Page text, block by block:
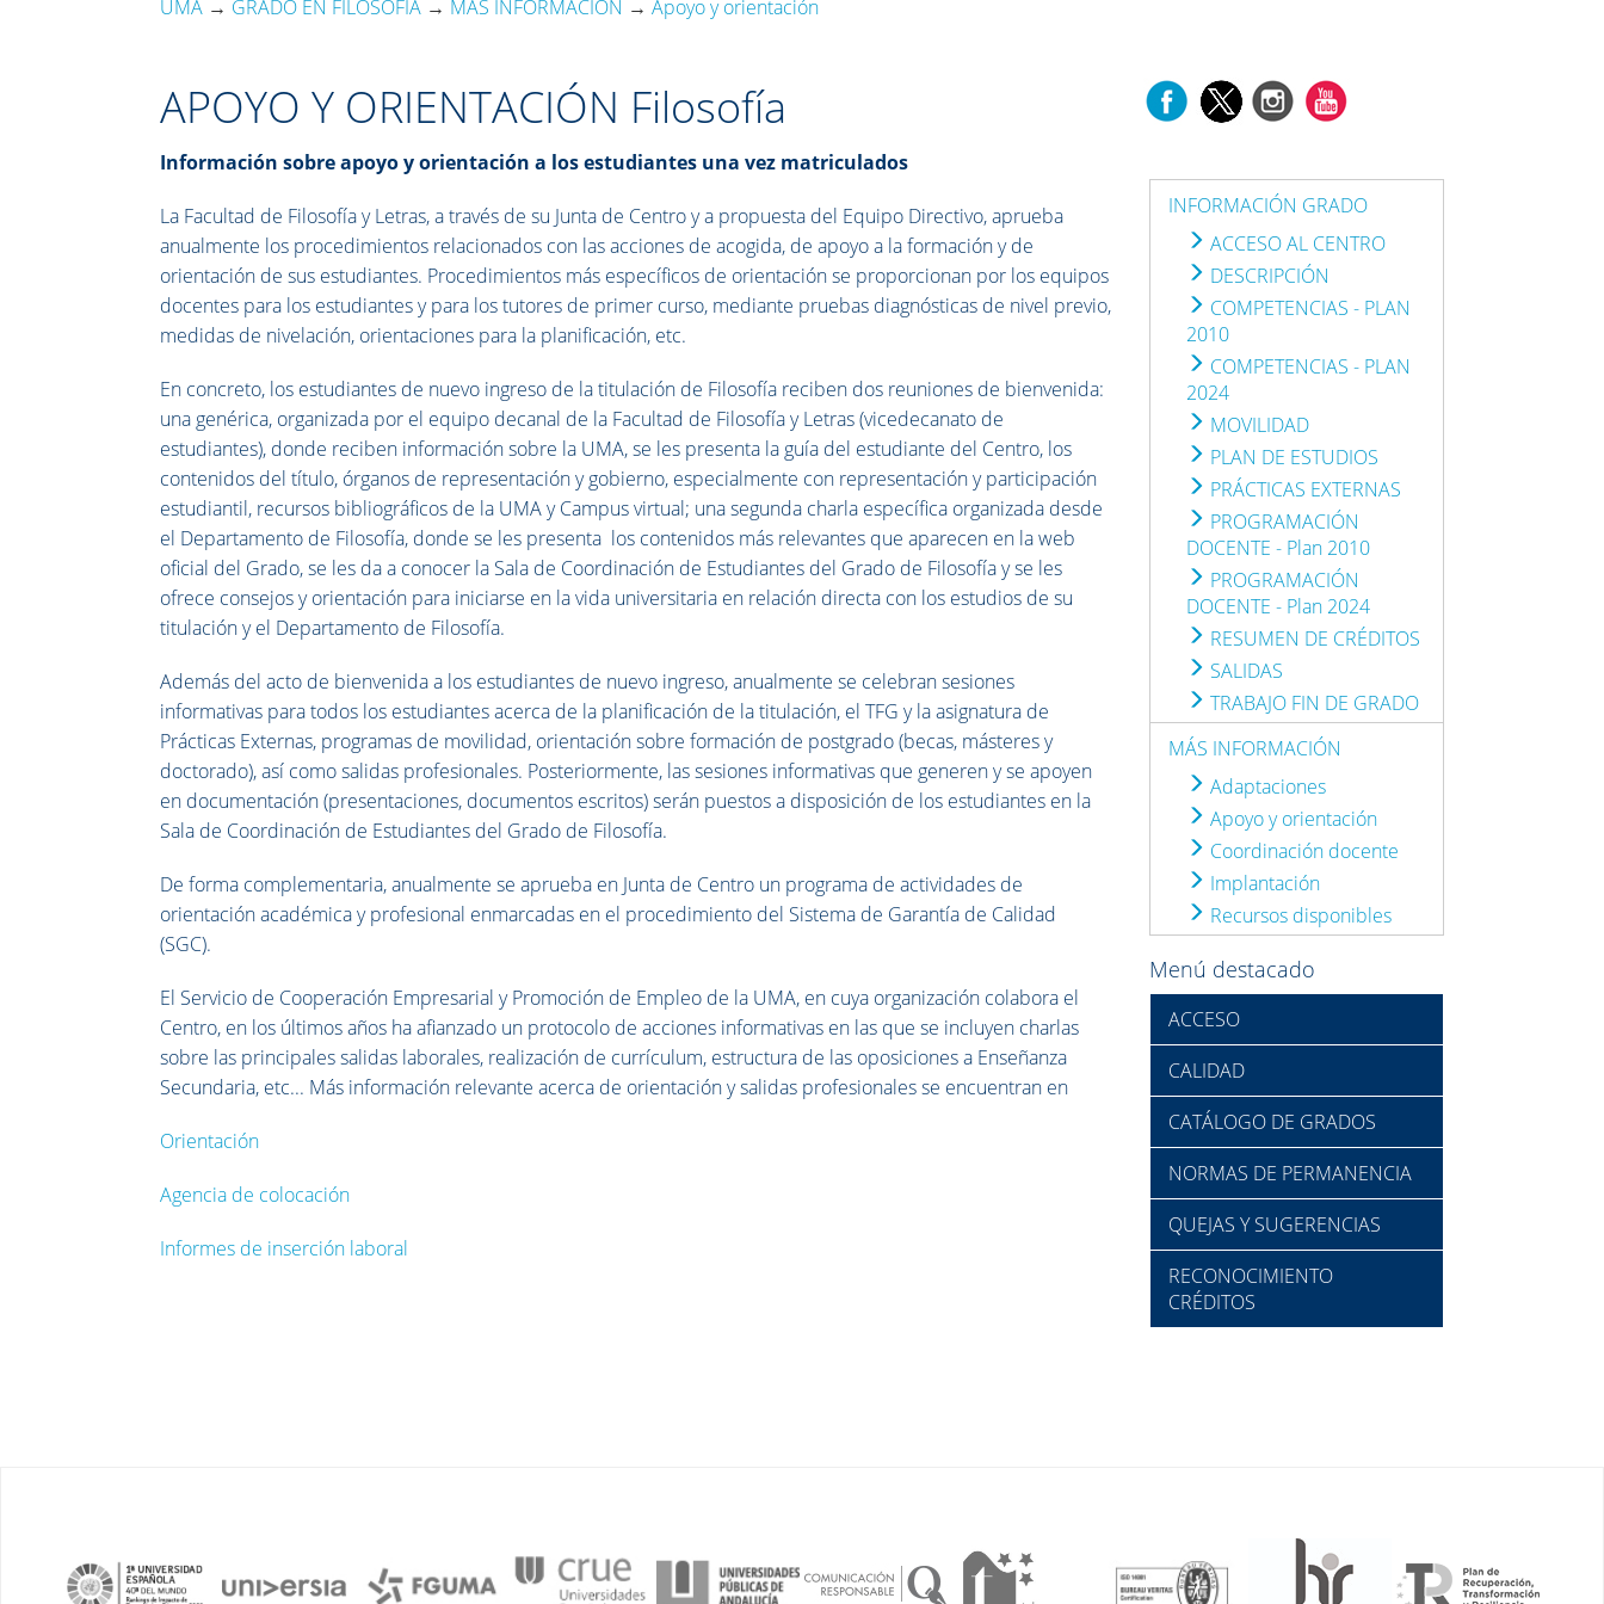
UMA → GRADO EN FILOSOFÍA → MÁS INFORMACIÓN → Apoyo y orientación
APOYO Y ORIENTACIÓN Filosofía
Información sobre apoyo y orientación a los estudiantes una vez matriculados
La Facultad de Filosofía y Letras, a través de su Junta de Centro y a propuesta del Equipo Directivo, aprueba
anualmente los procedimientos relacionados con las acciones de acogida, de apoyo a la formación y de
orientación de sus estudiantes. Procedimientos más específicos de orientación se proporcionan por los equipos
docentes para los estudiantes y para los tutores de primer curso, mediante pruebas diagnósticas de nivel previo,
medidas de nivelación, orientaciones para la planificación, etc.
En concreto, los estudiantes de nuevo ingreso de la titulación de Filosofía reciben dos reuniones de bienvenida:
una genérica, organizada por el equipo decanal de la Facultad de Filosofía y Letras (vicedecanato de
estudiantes), donde reciben información sobre la UMA, se les presenta la guía del estudiante del Centro, los
contenidos del título, órganos de representación y gobierno, especialmente con representación y participación
estudiantil, recursos bibliográficos de la UMA y Campus virtual; una segunda charla específica organizada desde
el Departamento de Filosofía, donde se les presenta los contenidos más relevantes que aparecen en la web
oficial del Grado, se les da a conocer la Sala de Coordinación de Estudiantes del Grado de Filosofía y se les
ofrece consejos y orientación para iniciarse en la vida universitaria en relación directa con los estudios de su
titulación y el Departamento de Filosofía.
Además del acto de bienvenida a los estudiantes de nuevo ingreso, anualmente se celebran sesiones
informativas para todos los estudiantes acerca de la planificación de la titulación, el TFG y la asignatura de
Prácticas Externas, programas de movilidad, orientación sobre formación de postgrado (becas, másteres y
doctorado), así como salidas profesionales. Posteriormente, las sesiones informativas que generen y se apoyen
en documentación (presentaciones, documentos escritos) serán puestos a disposición de los estudiantes en la
Sala de Coordinación de Estudiantes del Grado de Filosofía.
De forma complementaria, anualmente se aprueba en Junta de Centro un programa de actividades de
orientación académica y profesional enmarcadas en el procedimiento del Sistema de Garantía de Calidad
(SGC).
El Servicio de Cooperación Empresarial y Promoción de Empleo de la UMA, en cuya organización colabora el
Centro, en los últimos años ha afianzado un protocolo de acciones informativas en las que se incluyen charlas
sobre las principales salidas laborales, realización de currículum, estructura de las oposiciones a Enseñanza
Secundaria, etc... Más información relevante acerca de orientación y salidas profesionales se encuentran en
Orientación
Agencia de colocación
Informes de inserción laboral
INFORMACIÓN GRADO
ACCESO AL CENTRO
DESCRIPCIÓN
COMPETENCIAS - PLAN
2010
COMPETENCIAS - PLAN
2024
MOVILIDAD
PLAN DE ESTUDIOS
PRÁCTICAS EXTERNAS
PROGRAMACIÓN
DOCENTE - Plan 2010
PROGRAMACIÓN
DOCENTE - Plan 2024
RESUMEN DE CRÉDITOS
SALIDAS
TRABAJO FIN DE GRADO
MÁS INFORMACIÓN
Adaptaciones
Apoyo y orientación
Coordinación docente
Implantación
Recursos disponibles
Menú destacado
ACCESO
CALIDAD
CATÁLOGO DE GRADOS
NORMAS DE PERMANENCIA
QUEJAS Y SUGERENCIAS
RECONOCIMIENTO
CRÉDITOS